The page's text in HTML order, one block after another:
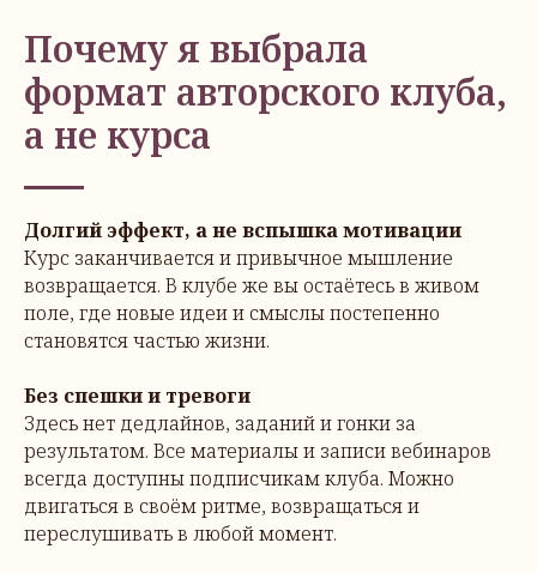
Почему я выбрала
формат авторского клуба,
а не курса
Долгий эффект, а не вспышка мотивации
Курс заканчивается и привычное мышление
возвращается. В клубе же вы остаётесь в живом
поле, где новые идеи и смыслы постепенно
становятся частью жизни.
Без спешки и тревоги
Здесь нет дедлайнов, заданий и гонки за
результатом. Все материалы и записи вебинаров
всегда доступны подписчикам клуба. Можно
двигаться в своём ритме, возвращаться и
переслушивать в любой момент.